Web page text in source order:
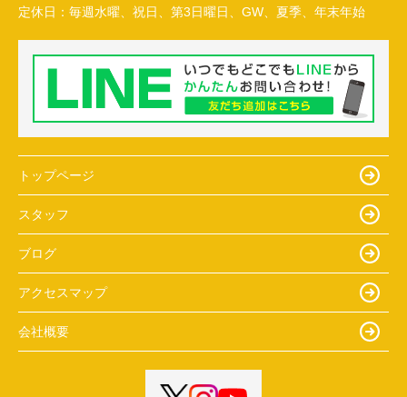
定休日： 毎週水曜、祝日、第3日曜日、GW、夏季、年末年始
トップページ
スタッフ
ブログ
アクセスマップ
会社概要